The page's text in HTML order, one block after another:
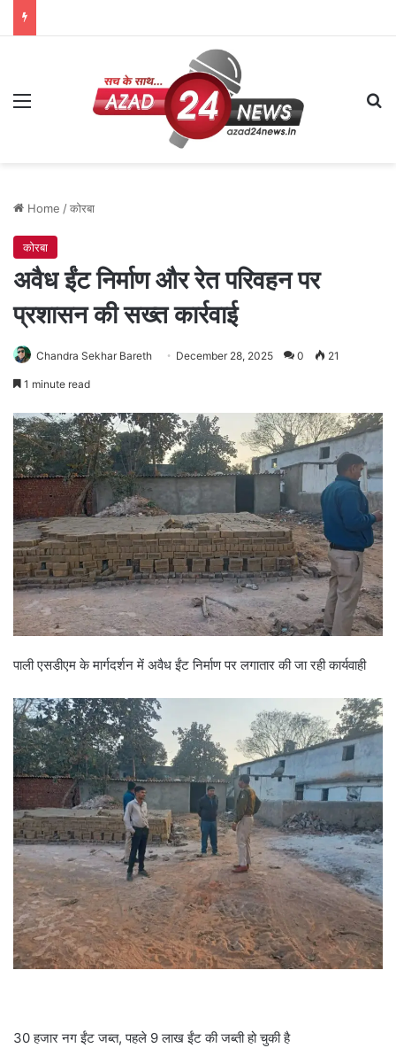
Menu
Home /कोरबा
कोरबा
अवैध ईंट निर्माण और रेत परिवहन पर
प्रशासन की सख्त कार्रवाई
Chandra Sekhar Bareth December 28, 2025 0 21
1 minute read
पाली एसडीएम के मार्गदर्शन में अवैध ईंट निर्माण पर लगातार की जा रही कार्यवाही
30 हजार नग ईंट जब्त, पहले 9 लाख ईंट की जब्ती हो चुकी है